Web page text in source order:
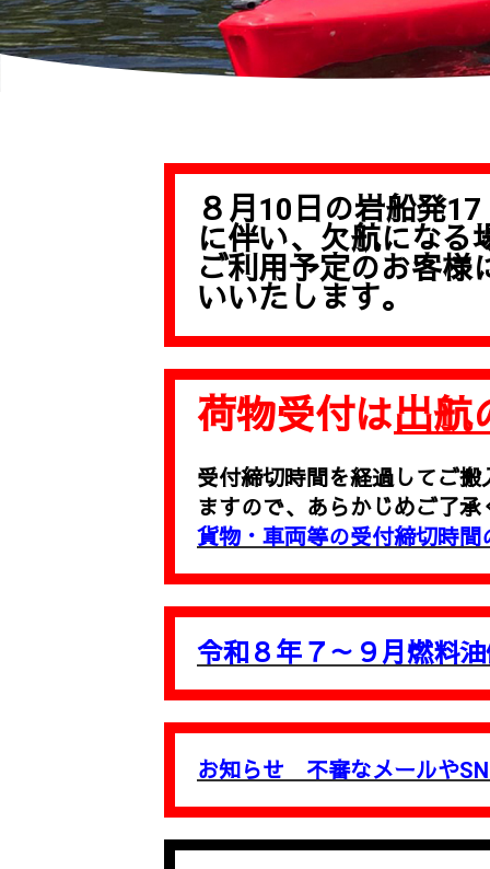
８月10日の岩船発
に伴い、欠航になる
ご利用予定のお客様
いいたします。
荷物受付は出航
受付締切時間を経過してご
ますので、あらかじめご了承
貨物・車両等の受付締切時間
令和８年７～９月燃料
お知らせ 不審なメールや